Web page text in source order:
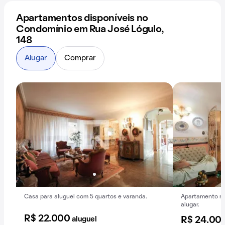
Apartamentos disponíveis no
Condomínio em Rua José Lógulo,
148
Casa para aluguel com 5 quartos e varanda.
R$ 22.000aluguel
Apartamento
alugar.
R$
Alugar Comprar